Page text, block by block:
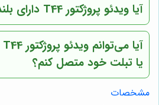
آیا ویدئو پروژکتور T44 دارای بلندگوی داخلی است؟
یا تبلت خود متصل کنم؟
مشخصات